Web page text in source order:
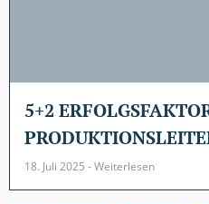
5+2
18. Juli 2025 - Weiterlesen